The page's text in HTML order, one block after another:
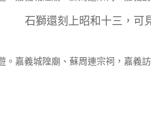
石獅還刻上昭和十三，可